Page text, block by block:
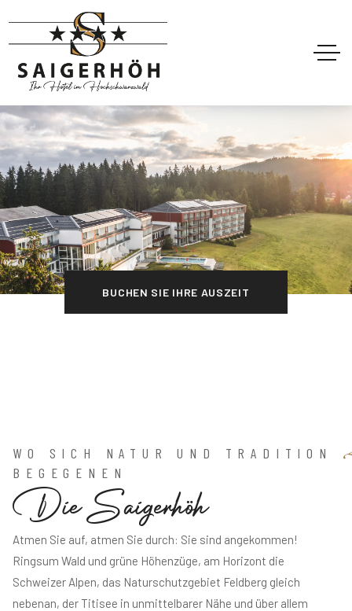
BUCHEN SIE IHRE AUSZEIT
WO SICH NATUR UND TRADITION
BEGEGENEN
DieSaigerhöh
Atmen Sie auf, atmen Sie durch: Sie sind angekommen!
Ringsum Wald und grüne Höhenzüge, am Horizont die
Schweizer Alpen, das Naturschutzgebiet Feldberg gleich
nebenan, der Titisee in unmittelbarer Nähe und über allem